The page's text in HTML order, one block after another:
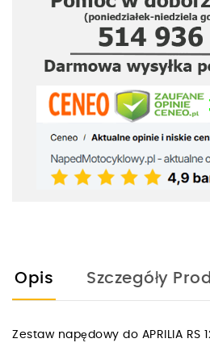
Opis Szczegóły
Zestaw napędowy do APRILIA RS